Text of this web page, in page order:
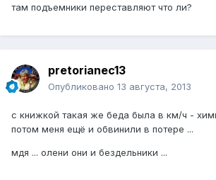
там подъемники переставляют что ли?
pretorianec13
Опубликовано 13 августа, 2013
с книжкой такая же беда была в км/ч -
потом меня ещё и обвинили в потере ...
мдя ... олени они и бездельники ...